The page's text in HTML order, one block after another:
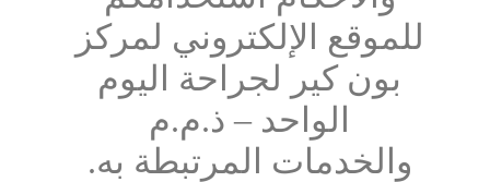
للموقع الإلكتروني لمركز
بون كير لجراحة اليوم
الواحد – ذ.م.م
والخدمات المرتبطة به.